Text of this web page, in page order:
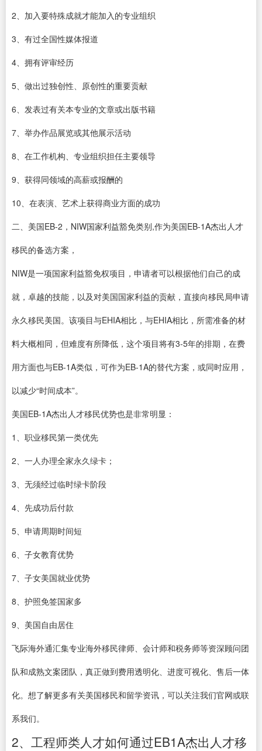
2、加入要特殊成就才能加入的专业组织
3、有过全国性媒体报道
4、拥有评审经历
5、做出过独创性、原创性的重要贡献
6、发表过有关本专业的文章或出版书籍
7、举办作品展览或其他展示活动
8、在工作机构、专业组织担任主要领导
9、获得同领域的高薪或报酬的
10、在表演、艺术上获得商业方面的成功
二、美国EB-2，NIW国家利益豁免类别,作为美国EB-1A杰出人才
移民的备选方案，
NIW是一项国家利益豁免权项目，申请者可以根据他们自己的成
就，卓越的技能，以及对美国国家利益的贡献，直接向移民局申请
永久移民美国。该项目与EHIA相比，与EHIA相比，所需准备的材
料大概相同，但难度有所降低，这个项目将有3-5年的排期，在费
用方面也与EB-1A类似，可作为EB-1A的替代方案，或同时应用，
以减少“时间成本”。
美国EB-1A杰出人才移民优势也是非常明显：
1、职业移民第一类优先
2、一人办理全家永久绿卡；
3、无须经过临时绿卡阶段
4、先成功后付款
5、申请周期时间短
6、子女教育优势
7、子女美国就业优势
8、护照免签国家多
9、美国自由居住
飞际海外通汇集专业海外移民律师、会计师和税务师等资深顾问团
队和成熟文案团队，真正做到费用透明化、进度可视化、售后一体
化。想了解更多有关美国移民和留学资讯，可以关注我们官网或联
系我们。
2、工程师类人才如何通过EB1A杰出人才移